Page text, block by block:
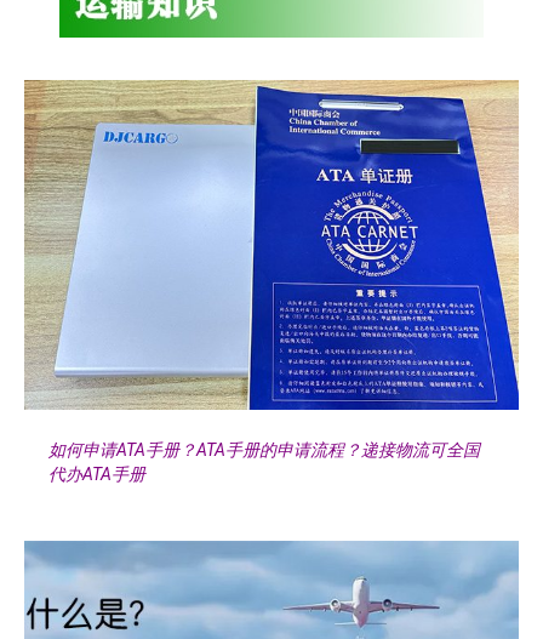
如何申请ATA手册？ATA手册的申请流程？递接物流可全国
代办ATA手册